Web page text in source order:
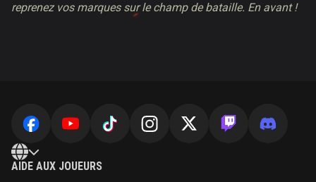
reprenez vos marques sur le champ de bataille. En avant !
AIDE AUX JOUEURS